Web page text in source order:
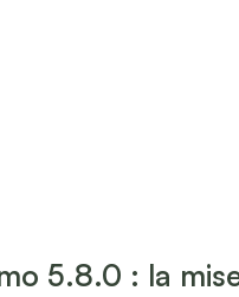
5.8.0 : la